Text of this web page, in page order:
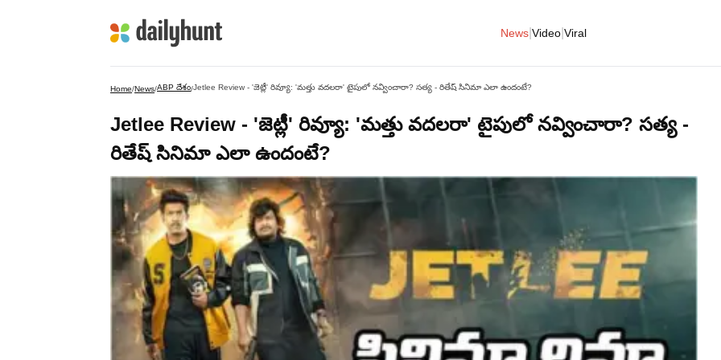
News Video Viral
Home/News/ABP దేశం/Jetlee Review - 'జెట్లీ' రివ్యూ: 'మత్తు వదలరా' టైపులో నవ్వించారా? సత్య - రితేష్ సినిమా ఎలా ఉందంటే?
Jetlee Review - 'జెట్లీ' రివ్యూ: 'మత్తు వదలరా' టైపులో నవ్వించారా? సత్య -
రితేష్ సినిమా ఎలా ఉందంటే?